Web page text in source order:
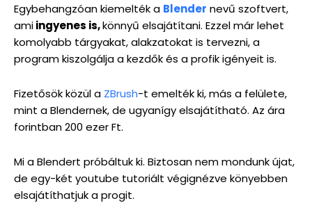
Egybehangzóan kiemelték a Blender nevű szoftvert,
amiingyenes is,könnyű elsajátítani. Ezzel már lehet
komolyabb tárgyakat, alakzatokat is tervezni, a
program kiszolgálja a kezdők és a profik igényeit is.
Fizetősök közül a ZBrush-t emelték ki, más a felülete,
mint a Blendernek, de ugyanígy elsajátítható. Az ára
forintban 200 ezer Ft.
Mi a Blendert próbáltuk ki. Biztosan nem mondunk újat,
de egy-két youtube tutoriált végignézve könyebben
elsajátíthatjuk a progit.